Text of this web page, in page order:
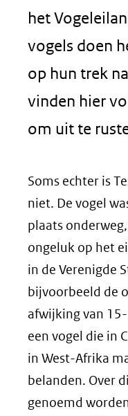
het
vogels doen
op hun trek
vinden hier
om uit te
Soms echter is
niet. De vogel
plaats
ongeluk op het
in de Verenigde
bijvoorbeeld de
afwijking van
een vogel die in
in West-Afrika
belanden. Over
genoemd